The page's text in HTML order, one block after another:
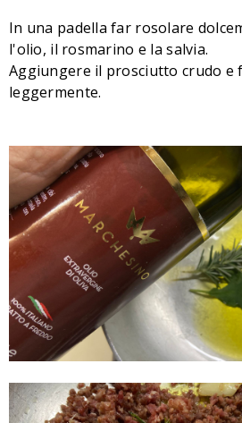
In una padella far rosolare
l'olio, il rosmarino e la salvia.
Aggiungere il prosciutto crudo e
leggermente.